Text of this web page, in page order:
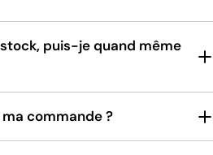
puis-je quand même
commande ?